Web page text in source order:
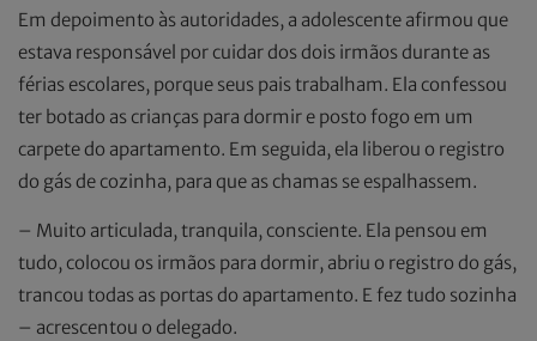
Em depoimento às autoridades, a adolescente afirmou que
estava responsável por cuidar dos dois irmãos durante as
férias escolares, porque seus pais trabalham. Ela confessou
ter botado as crianças para dormir e posto fogo em um
carpete do apartamento. Em seguida, ela liberou o registro
do gás de cozinha, para que as chamas se espalhassem.
– Muito articulada, tranquila, consciente. Ela pensou em
tudo, colocou os irmãos para dormir, abriu o registro do gás,
trancou todas as portas do apartamento. E fez tudo sozinha
– acrescentou o delegado.